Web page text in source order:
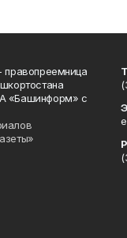
правопреемница
«Башинформ» с